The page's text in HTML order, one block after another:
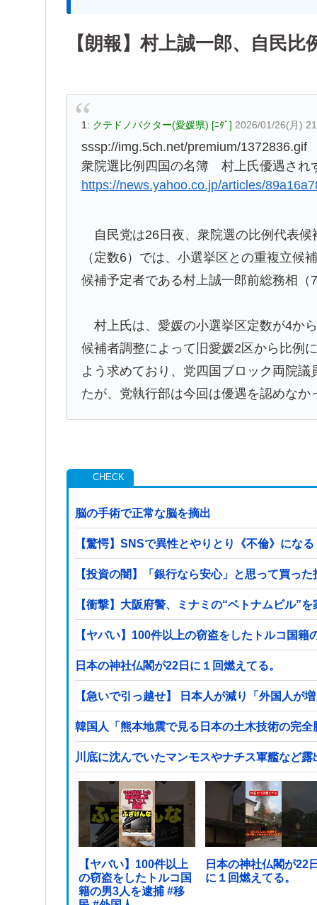
【朗報】村上誠一郎、自民
1: クテドノバクター(愛媛県) [ﾆﾀﾞ] 2026/01/26(月)
sssp://img.5ch.net/premium/1372836.gif
衆院選比例四国の名簿 村上氏優遇さ
https://news.yahoo.co.jp/articles/
自民党は26日夜、衆院選の比例代表候
（定数6）では、小選挙区との重複立候
候補予定者である村上誠一郎前総務相（
村上氏は、愛媛の小選挙区定数が4か
候補者調整によって旧愛媛2区から比例
よう求めており、党四国ブロック両院
たが、党執行部は今回は優遇を認めなか
脳の手術で正常な脳を摘出
【驚愕】SNSで異性とやりとり《不倫》にな
【投資の闇】「銀行なら安心」と思って買っ
【衝撃】大阪府警、ミナミの“ベトナムビル”
日本の神社仏閣が22日に１回燃えてる。
【急いで引っ越せ】 日本人が減り「外国人
韓国人「熊本地震で見る日本の土木技術の完
川底に沈んでいたマンモスやナチス軍艦など
【ヤバい】100件以上
の窃盗をしたトルコ国
籍の男3人を逮捕 #移
日本の神社仏閣が22
に１回燃えてる。